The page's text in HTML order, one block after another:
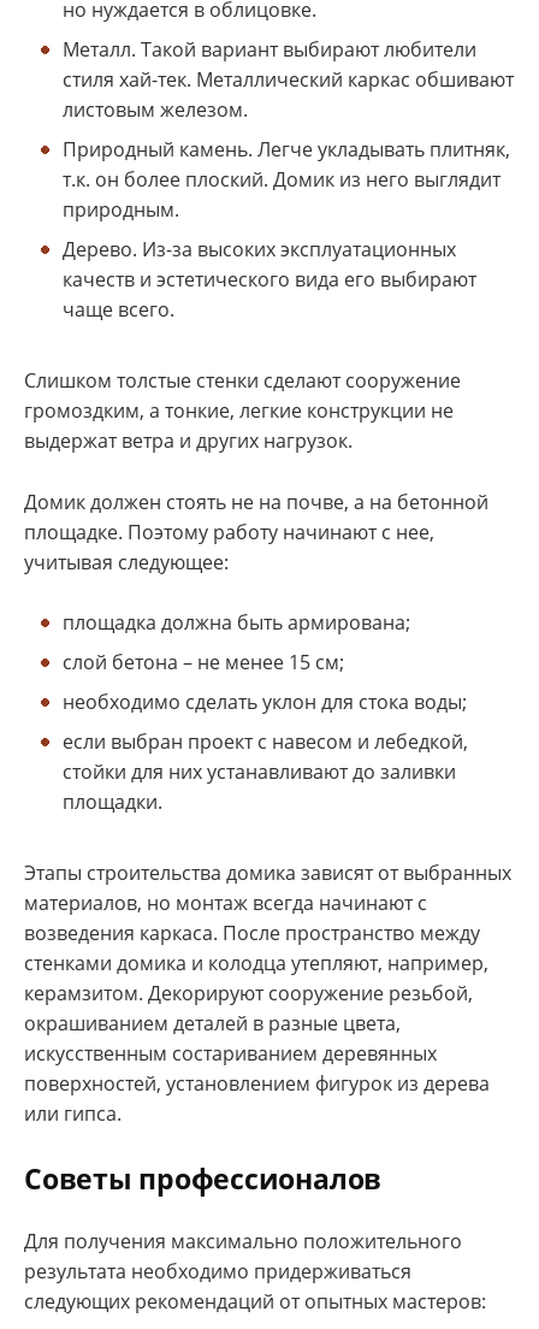
но нуждается в облицовке.
Металл. Такой вариант выбирают любители
стиля хай-тек. Металлический каркас обшивают
листовым железом.
Природный камень. Легче укладывать плитняк,
т.к. он более плоский. Домик из него выглядит
природным.
Дерево. Из-за высоких эксплуатационных
качеств и эстетического вида его выбирают
чаще всего.
Слишком толстые стенки сделают сооружение
громоздким, а тонкие, легкие конструкции не
выдержат ветра и других нагрузок.
Домик должен стоять не на почве, а на бетонной
площадке. Поэтому работу начинают с нее,
учитывая следующее:
площадка должна быть армирована;
слой бетона – не менее 15 см;
необходимо сделать уклон для стока воды;
если выбран проект с навесом и лебедкой,
стойки для них устанавливают до заливки
площадки.
Этапы строительства домика зависят от выбранных
материалов, но монтаж всегда начинают с
возведения каркаса. После пространство между
стенками домика и колодца утепляют, например,
керамзитом. Декорируют сооружение резьбой,
окрашиванием деталей в разные цвета,
искусственным состариванием деревянных
поверхностей, установлением фигурок из дерева
или гипса.
Советы профессионалов
Для получения максимально положительного
результата необходимо придерживаться
следующих рекомендаций от опытных мастеров: